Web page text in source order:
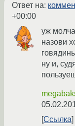
Ответ на:
+00:00
уж
назови
ну и,
Ссылка